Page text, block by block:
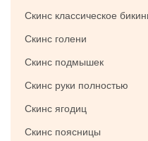
Скинс классическое
Скинс голени
Скинс подмышек
Скинс руки полностью
Скинс ягодиц
Скинс поясницы